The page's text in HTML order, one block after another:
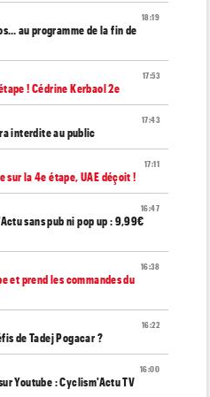
18:19
au programme de la fin de
17:53
! Cédrine Kerbaol 2e
17:43
interdite au public
17:11
sur la 4e étape, UAE déçoit !
16:47
sans pub ni pop up : 9,99€
16:38
et prend les commandes du
16:22
de Tadej Pogacar ?
16:00
Youtube : Cyclism'Actu TV